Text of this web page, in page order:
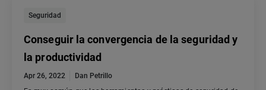
Seguridad
Conseguir la convergencia de la seguridad y
la productividad
Apr 26, 2022
Dan Petrillo